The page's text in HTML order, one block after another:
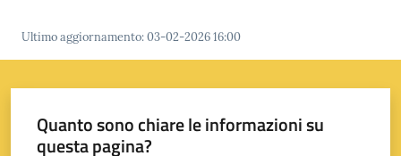
Servizi
Vivere
Sassuolo
Menu selezionato
Ultimo aggiornamento:03-02-2026 16:00
Quanto sono chiare le informazioni su
questa pagina?